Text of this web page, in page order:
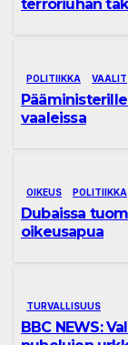
terroriuhan
POLITIIKKA VAALIT
vaaleissa
OIKEUS POLITIIKKA
Dubaissa
oikeusapua
TURVALLISUUS
BBC NEWS: